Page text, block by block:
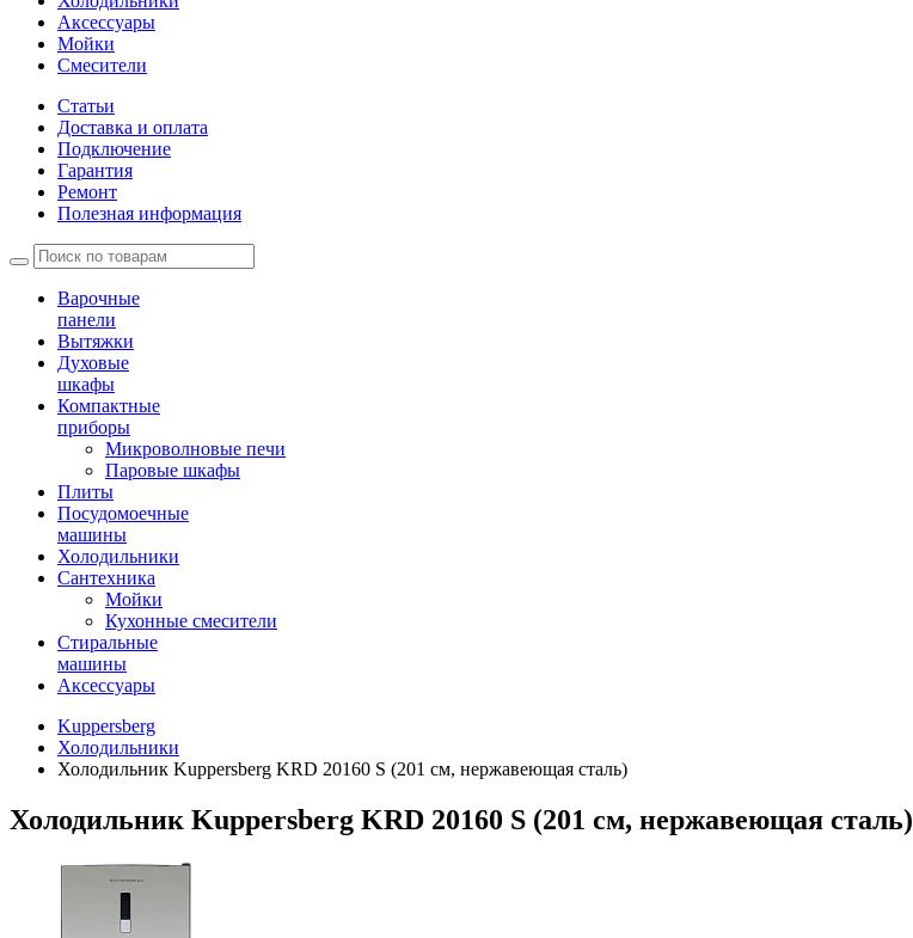
Аксессуары
Мойки
Cмесители
Статьи
Доставка и оплата
Подключение
Гарантия
Ремонт
Полезная информация
Варочные
панели
Вытяжки
Духовые
шкафы
Компактные
приборы
Микроволновые печи
Паровые шкафы
Плиты
Посудомоечные
машины
Холодильники
Сантехника
Мойки
Кухонные смесители
Стиральные
машины
Аксессуары
Kuppersberg
Холодильники
Холодильник Kuppersberg KRD 20160 S (201 см, нержавеющая сталь)
Холодильник Kuppersberg KRD 20160 S (201 см, нержавеющая сталь)